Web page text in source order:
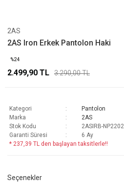
2AS
2AS Iron Erkek Pantolon Haki
%24
2.499,90 TL 3.290,00 TL
Kategori
Pantolon
Marka
2AS
Stok Kodu
2ASIRB-NP2202
Garanti Süresi
6 Ay
* 237,39 TL den başlayan taksitlerle!!
Seçenekler